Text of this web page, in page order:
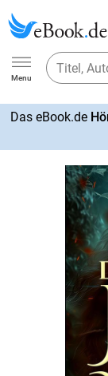
Ebook.de
Menu
Das eBook.de